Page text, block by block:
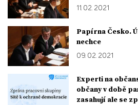
11. 02. 2021
Papírna Česko.
nechce
09. 02. 2021
Experti na
občany v době
zasahují ale se